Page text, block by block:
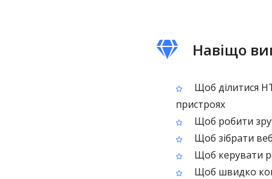
Навіщо
Щоб ділитися
пристроях
Щоб робити
Щоб зібрати
Щоб керувати
Щоб швидко